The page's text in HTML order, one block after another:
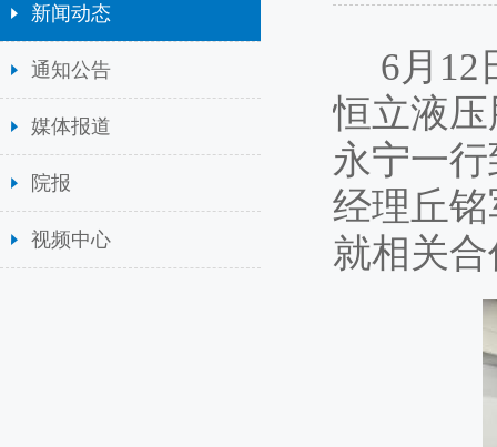
新闻动态
通知公告
媒体报道
院报
视频中心
6月12
恒立液
永宁一
经理丘
就相关